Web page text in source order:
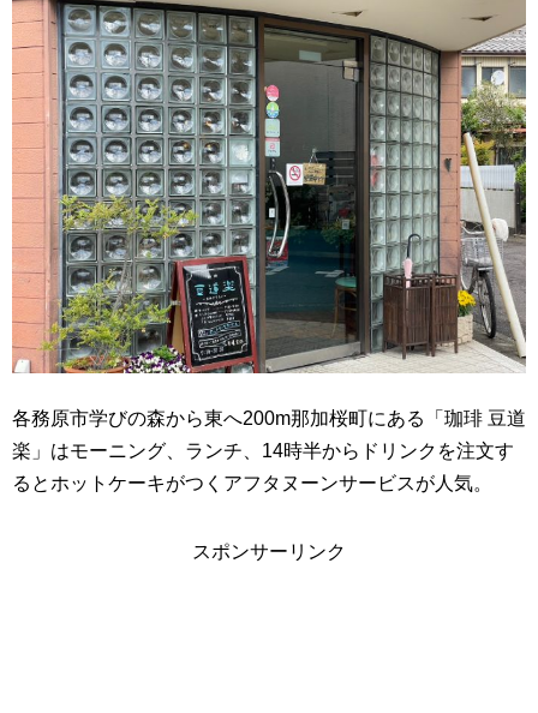
各務原市学びの森から東へ200m那加桜町にある「珈琲 豆道
楽」はモーニング、ランチ、14時半からドリンクを注文す
るとホットケーキがつくアフタヌーンサービスが人気。
スポンサーリンク